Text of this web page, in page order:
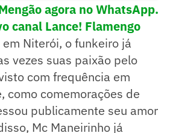
agora no WhatsApp.
canal Lance! Flamengo
Niterói, o funkeiro já
vezes suas paixão pelo
com frequência em
como comemorações de
publicamente seu amor
Mc Maneirinho já